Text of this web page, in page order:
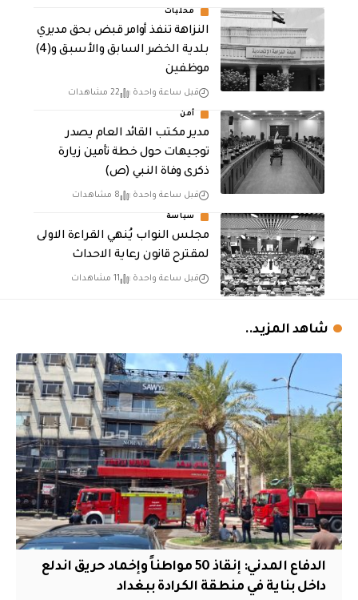
محليات
النزاهة تنفذ أوامر قبض بحق مديري
بلدية الخضر السابق والأسبق و(4)
موظفين
قبل ساعة واحدة 22 مشاهدات
أمن
مدير مكتب القائد العام يصدر
توجيهات حول خطة تأمين زيارة
ذكرى وفاة النبي (ص)
قبل ساعة واحدة 8 مشاهدات
سياسة
مجلس النواب يُنهي القراءة الاولى
لمقترح قانون رعاية الاحداث
قبل ساعة واحدة 11 مشاهدات
شاهد المزيد..
الدفاع المدني: إنقاذ 50 مواطناً وإخماد حريق اندلع
داخل بناية في منطقة الكرادة ببغداد